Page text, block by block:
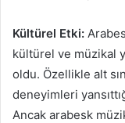
Kültürel Etki:
kültürel ve müzikal
oldu. Özellikle alt
deneyimleri
Ancak arabesk